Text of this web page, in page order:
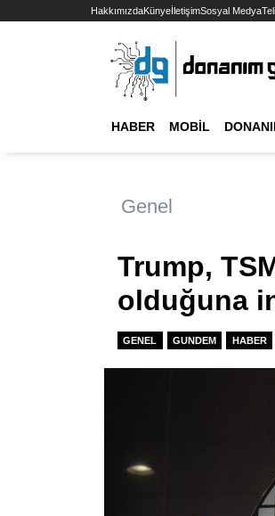
HakkımızdaKünyeİletişimSosyal Medya
HABER MOBIL
Genel
Trump,
olduğuna
GENEL GUNDEM HABER